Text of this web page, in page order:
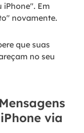
iPhone". Em
novamente.
que suas
no seu
via